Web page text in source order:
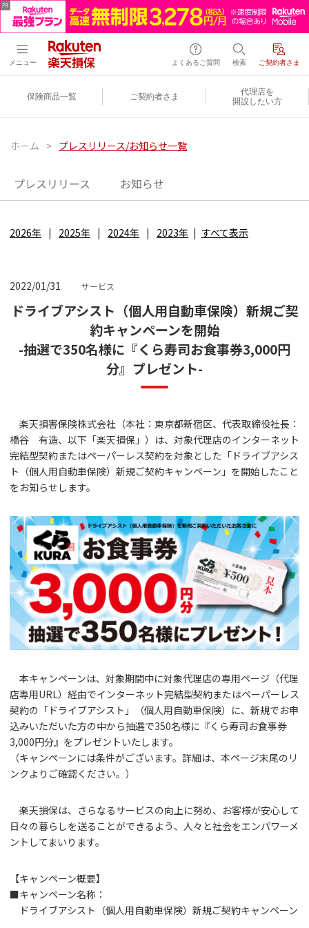
メニュー よくあるご質問 検索 ご契約者さま
保険商品一覧 ご契約者さま
代理店を
開設したい方
ホーム > プレスリリース/お知らせ一覧
プレスリリース お知らせ
2026年 2025年 2024年 2023年 すべて表示
2022/01/31 サービス
ドライブアシスト（個人用自動車保険）新規ご契
約キャンペーンを開始
-抽選で350名様に『くら寿司お食事券3,000円
分』プレゼント-
楽天損害保険株式会社（本社：東京都新宿区、代表取締役社長：
橋谷 有造、以下「楽天損保」）は、対象代理店のインターネット
完結型契約またはペーパーレス契約を対象とした「ドライブアシス
ト（個人用自動車保険）新規ご契約キャンペーン」を開始したこと
をお知らせします。
本キャンペーンは、対象期間中に対象代理店の専用ページ（代理
店専用URL）経由でインターネット完結型契約またはペーパーレス
契約の「ドライブアシスト」（個人用自動車保険）に、新規でお申
込みいただいた方の中から抽選で350名様に『くら寿司お食事券
3,000円分』をプレゼントいたします。
（キャンペーンには条件がございます。詳細は、本ページ末尾のリ
ンクよりご確認ください。）
楽天損保は、さらなるサービスの向上に努め、お客様が安心して
日々の暮らしを送ることができるよう、人々と社会をエンパワーメ
ントしてまいります。
【キャンペーン概要】
■キャンペーン名称：
ドライブアシスト（個人用自動車保険）新規ご契約キャンペーン